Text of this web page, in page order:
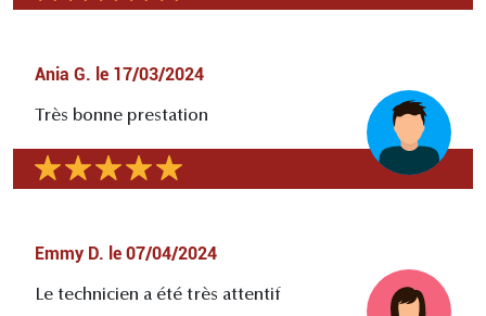
Ania G. le 17/03/2024
Très bonne prestation
Emmy D. le 07/04/2024
Le technicien a été très attentif